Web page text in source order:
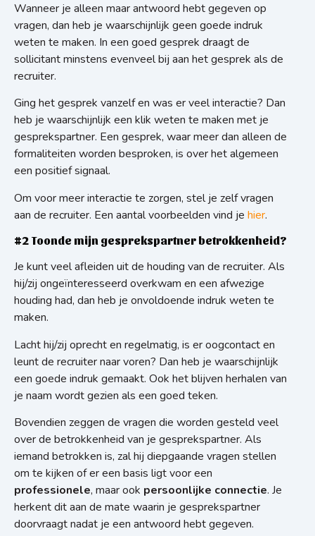
Wanneer je alleen maar antwoord hebt gegeven op
vragen, dan heb je waarschijnlijk geen goede indruk
weten te maken. In een goed gesprek draagt de
sollicitant minstens evenveel bij aan het gesprek als de
recruiter.
Ging het gesprek vanzelf en was er veel interactie? Dan
heb je waarschijnlijk een klik weten te maken met je
gesprekspartner. Een gesprek, waar meer dan alleen de
formaliteiten worden besproken, is over het algemeen
een positief signaal.
Om voor meer interactie te zorgen, stel je zelf vragen
aan de recruiter. Een aantal voorbeelden vind je hier.
#2 Toonde mijn gesprekspartner betrokkenheid?
Je kunt veel afleiden uit de houding van de recruiter. Als
hij/zij ongeïnteresseerd overkwam en een afwezige
houding had, dan heb je onvoldoende indruk weten te
maken.
Lacht hij/zij oprecht en regelmatig, is er oogcontact en
leunt de recruiter naar voren? Dan heb je waarschijnlijk
een goede indruk gemaakt. Ook het blijven herhalen van
je naam wordt gezien als een goed teken.
Bovendien zeggen de vragen die worden gesteld veel
over de betrokkenheid van je gesprekspartner. Als
iemand betrokken is, zal hij diepgaande vragen stellen
om te kijken of er een basis ligt voor een
professionele, maar ook persoonlijke connectie. Je
herkent dit aan de mate waarin je gesprekspartner
doorvraagt nadat je een antwoord hebt gegeven.